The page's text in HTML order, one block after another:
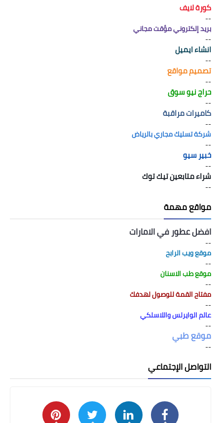
كورة لايف
--
بريد إلكتروني مؤقت مجاني
--
انشاء ايميل
--
تصميم مواقع
--
حراج نيو سوق
--
كاميرات مراقبة
--
شركة تسليك مجاري بالرياض
--
خبير سيو
--
شراء متابعين تيك توك
--
مواقع مهمة
افضل عطور في الامارات
--
موقع ويب الرابح
--
موقع طب الاسنان
--
مفتاح القمة للوصول لهدفك
--
عالم الوايرلس واللاسلكي
--
موقع طبي
--
التواصل الإجتماعي